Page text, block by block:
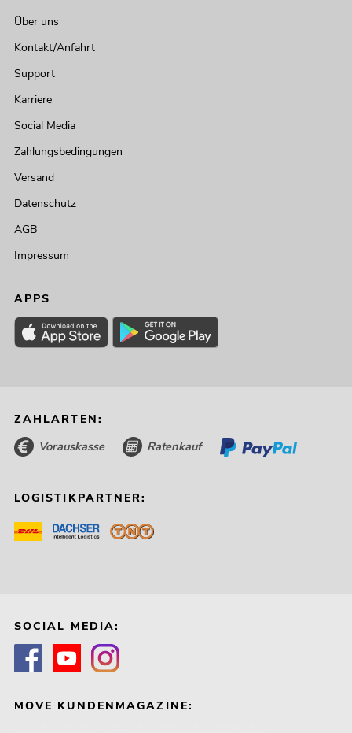
Über uns
Kontakt/Anfahrt
Support
Karriere
Social Media
Zahlungsbedingungen
Versand
Datenschutz
AGB
Impressum
APPS
ZAHLARTEN:
Vorauskasse Ratenkauf
LOGISTIKPARTNER:
SOCIAL MEDIA:
MOVE KUNDENMAGAZINE: